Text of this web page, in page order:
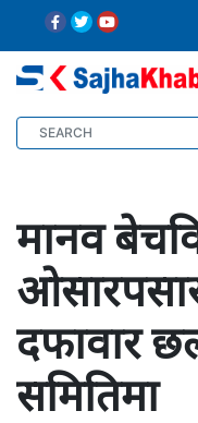
मानव
दफावार
समितिमा